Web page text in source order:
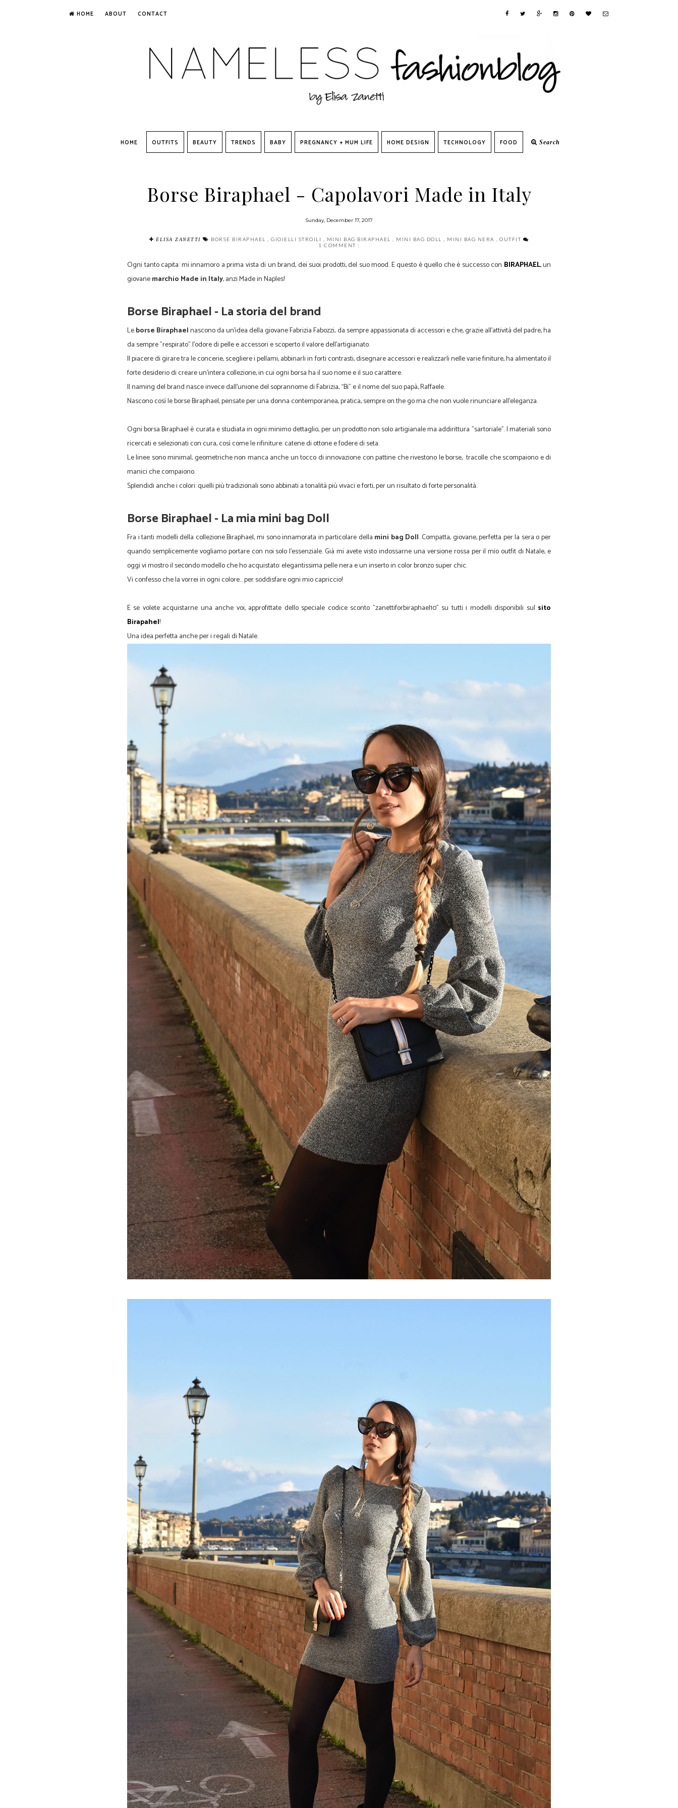
HOME ABOUT CONTACT
HOME OUTFITS BEAUTY TRENDS BABY PREGNANCY + MUM LIFE HOME DESIGN TECHNOLOGY FOOD Search
Borse Biraphael - Capolavori Made in Italy
Sunday, December 17, 2017
ELISA ZANETTI BORSE BIRAPHAEL GIOIELLI STROILI MINI BAG BIRAPHAEL MINI BAG DOLL MINI BAG NERA
OUTFIT
1 COMMENT :
Ogni tanto capita: mi innamoro a prima vista di un brand, dei suoi prodotti, del suo mood. E questo è quello che è successo con BIRAPHAEL, un
giovanemarchio Made in Italy, anzi Made in Naples!
Borse Biraphael - La storia del brand
Leborse Biraphaelnascono da un'idea della giovane Fabrizia Fabozzi, da sempre appassionata di accessori e che, grazie all'attività del padre, ha
da sempre "respirato" l’odore di pelle e accessori e scoperto il valore dell’artigianato.
Il piacere di girare tra le concerie, scegliere i pellami, abbinarli in forti contrasti, disegnare accessori e realizzarli nelle varie finiture, ha alimentato il
forte desiderio di creare un’intera collezione, in cui ogni borsa ha il suo nome e il suo carattere.
Il naming del brand nasce invece dall'unione del soprannome di Fabrizia, “Bi” e il nome del suo papà, Raffaele.
Nascono così le borse Biraphael, pensate per una donna contemporanea, pratica, sempre on the go ma che non vuole rinunciare all'eleganza.
Ogni borsa Biraphael è curata e studiata in ogni minimo dettaglio, per un prodotto non solo artigianale ma addirittura "sartoriale". I materiali sono
ricercati e selezionati con cura, così come le rifiniture: catene di ottone e fodere di seta.
Le linee sono minimal, geometriche non manca anche un tocco di innovazione con pattine che rivestono le borse, tracolle che scompaiono e di
manici che compaiono.
Splendidi anche i colori: quelli più tradizionali sono abbinati a tonalità più vivaci e forti, per un risultato di forte personalità.
Borse Biraphael - La mia mini bag Doll
Fra i tanti modelli della collezione Biraphael, mi sono innamorata in particolare della mini bag Doll. Compatta, giovane, perfetta per la sera o per
quando semplicemente vogliamo portare con noi solo l'essenziale. Già mi avete visto indossarne una versione rossa per il mio outfit di Natale, e
oggi vi mostro il secondo modello che ho acquistato: elegantissima pelle nera e un inserto in color bronzo super chic.
Vi confesso che la vorrei in ogni colore... per soddisfare ogni mio capriccio!
E se volete acquistarne una anche voi, approfittate dello speciale codice sconto "zanettiforbiraphael10" su tutti i modelli disponibili sul sito
Birapahel!
Una idea perfetta anche per i regali di Natale.